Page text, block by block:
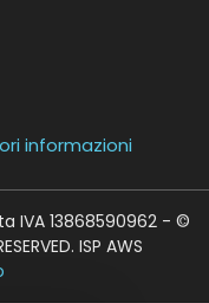
informazioni
IVA 13868590962 - ©
ISP AWS